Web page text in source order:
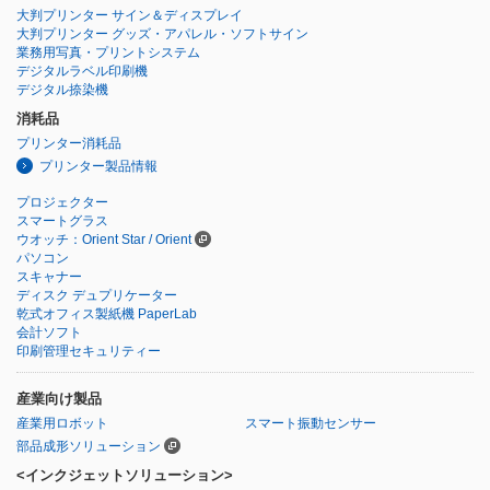
大判プリンター サイン＆ディスプレイ
大判プリンター グッズ・アパレル・ソフトサイン
業務用写真・プリントシステム
デジタルラベル印刷機
デジタル捺染機
消耗品
プリンター消耗品
プリンター製品情報
プロジェクター
スマートグラス
ウオッチ：Orient Star / Orient
パソコン
スキャナー
ディスク デュプリケーター
乾式オフィス製紙機 PaperLab
会計ソフト
印刷管理セキュリティー
産業向け製品
産業用ロボット
スマート振動センサー
部品成形ソリューション
<インクジェットソリューション>